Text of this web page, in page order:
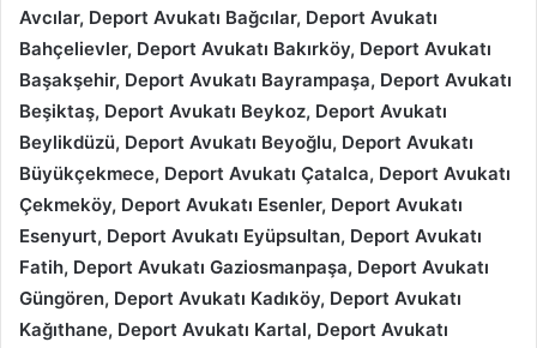
Avcılar, Deport Avukatı Bağcılar, Deport Avukatı
Bahçelievler, Deport Avukatı Bakırköy, Deport Avukatı
Başakşehir, Deport Avukatı Bayrampaşa, Deport Avukatı
Beşiktaş, Deport Avukatı Beykoz, Deport Avukatı
Beylikdüzü, Deport Avukatı Beyoğlu, Deport Avukatı
Büyükçekmece, Deport Avukatı Çatalca, Deport Avukatı
Çekmeköy, Deport Avukatı Esenler, Deport Avukatı
Esenyurt, Deport Avukatı Eyüpsultan, Deport Avukatı
Fatih, Deport Avukatı Gaziosmanpaşa, Deport Avukatı
Güngören, Deport Avukatı Kadıköy, Deport Avukatı
Kağıthane, Deport Avukatı Kartal, Deport Avukatı